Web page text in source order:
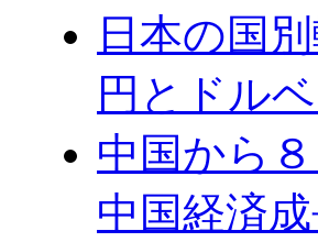
日本の国
円とドル
中国から
中国経済